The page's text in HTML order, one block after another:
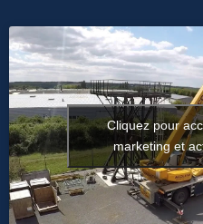
Cliquez pour
marketing et